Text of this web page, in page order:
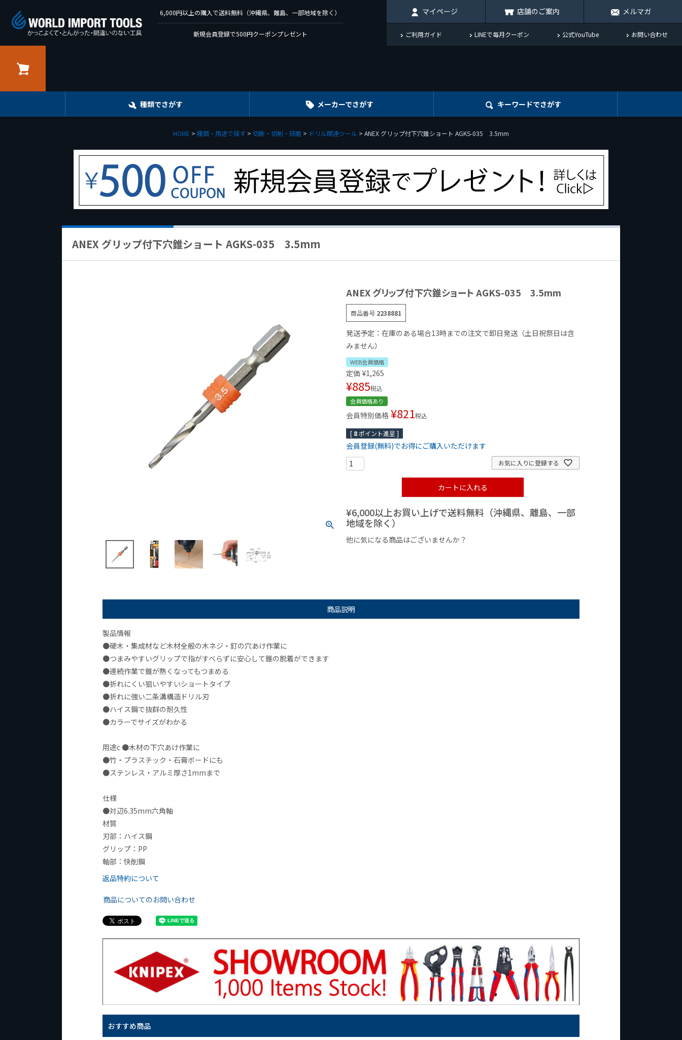
6,000円以上の購入で送料無料（沖縄県、離島、一部地域を除く）
新規会員登録で500円クーポンプレゼント
マイページ 店舗のご案内 メルマガ
ご利用ガイド LINEで毎月クーポン 公式YouTube お問い合わせ
種類でさがす メーカーでさがす キーワードでさがす
HOME 種類・用途で探す 切断・切削・研磨 ドリル関連ツール ANEX グリップ付下穴錐ショート AGKS-035 3.5mm
ANEX グリップ付下穴錐ショート AGKS-035 3.5mm
ANEX グリップ付下穴錐ショート AGKS-035 3.5mm
商品番号 2238881
発送予定：在庫のある場合13時までの注文で即日発送（土日祝祭日は含
みません）
WEB会員価格
定価 ¥1,265
¥885税込
会員価格あり
会員特別価格 ¥821税込
[ 8ポイント進呈 ]
会員登録(無料)でお得にご購入いただけます
お気に入りに登録する
カートに入れる
¥6,000以上お買い上げで送料無料（沖縄県、離島、一部
地域を除く）
他に気になる商品はございませんか？
商品説明
製品情報
●硬木・集成材など木材全般の木ネジ・釘の穴あけ作業に
●つまみやすいグリップで指がすべらずに安心して錐の脱着ができます
●連続作業で錐が熱くなってもつまめる
●折れにくい狙いやすいショートタイプ
●折れに強い二条溝構造ドリル刃
●ハイス鋼で抜群の耐久性
●カラーでサイズがわかる
用途c ●木材の下穴あけ作業に
●竹・プラスチック・石膏ボードにも
●ステンレス・アルミ厚さ1mmまで
仕様
●対辺6.35mm六角軸
材質
刃部：ハイス鋼
グリップ：PP
軸部：快削鋼
返品特約について
商品についてのお問い合わせ
おすすめ商品